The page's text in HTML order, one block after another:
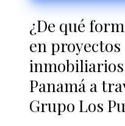
¿De qué
en proyectos
Panamá a
Grupo Los